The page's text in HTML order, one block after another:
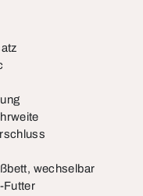
wechselbar
Futter